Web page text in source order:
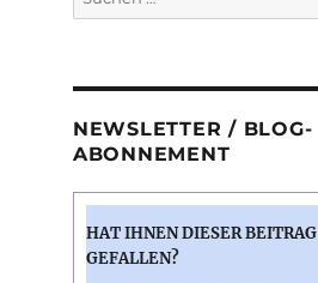
nach:
NEWSLETTER / BLOG-
ABONNEMENT
HAT IHNEN DIESER BEITRAG
GEFALLEN?